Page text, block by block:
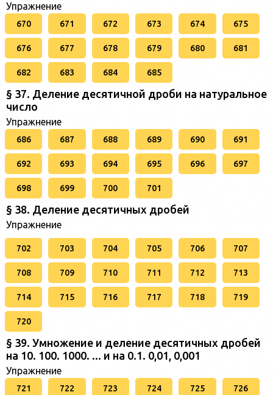
Упражнение
670 671 672 673 674 675
676 677 678 679 680 681
682 683 684 685
§ 37. Деление десятичной дроби на натуральное
число
Упражнение
686 687 688 689 690 691
692 693 694 695 696 697
698 699 700 701
§ 38. Деление десятичных дробей
Упражнение
702 703 704 705 706 707
708 709 710 711 712 713
714 715 716 717 718 719
720
§ 39. Умножение и деление десятичных дробей
на 10. 100. 1000. ... и на 0.1. 0,01, 0,001
Упражнение
721 722 723 724 725 726